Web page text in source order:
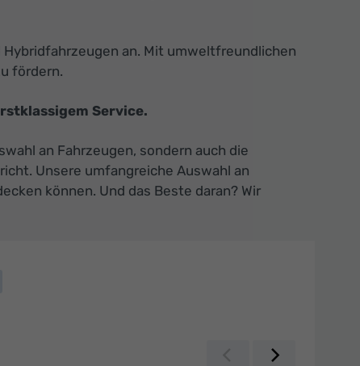
an. Mit umweltfreundlichen
fördern.
Service.
an Fahrzeugen, sondern auch die
Unsere umfangreiche Auswahl an
können. Und das Beste daran? Wir
Zurück